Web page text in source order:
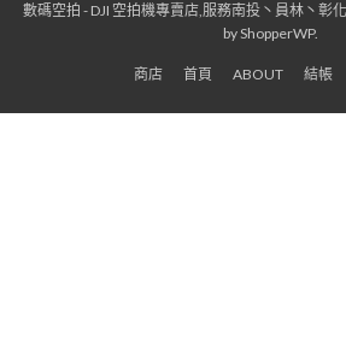
數碼空拍 - DJI 空拍機專賣店,服務南投丶員林丶彰
byShopperWP.
商店 首頁 ABOUT 結帳